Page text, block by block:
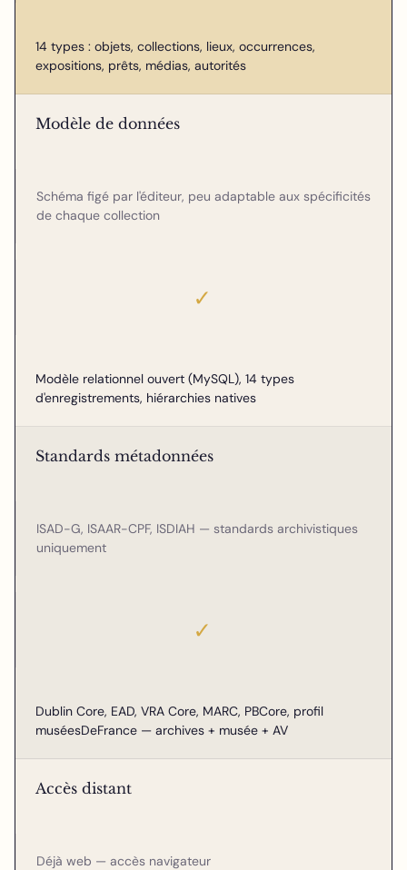
14 types : objets, collections, lieux, occurrences,
expositions, prêts, médias, autorités
Modèle de données
Schéma figé par l'éditeur, peu adaptable aux spécificités
de chaque collection
✓
Modèle relationnel ouvert (MySQL), 14 types
d'enregistrements, hiérarchies natives
Standards métadonnées
ISAD-G, ISAAR-CPF, ISDIAH — standards archivistiques
uniquement
✓
Dublin Core, EAD, VRA Core, MARC, PBCore, profil
muséesDeFrance — archives + musée + AV
Accès distant
Déjà web — accès navigateur